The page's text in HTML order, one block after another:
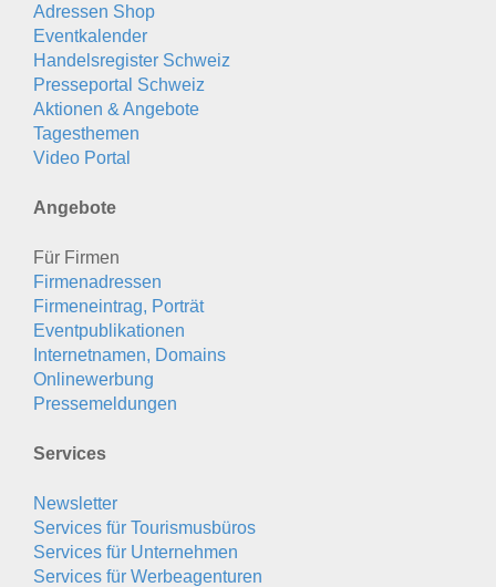
Adressen Shop
Eventkalender
Handelsregister Schweiz
Presseportal Schweiz
Aktionen & Angebote
Tagesthemen
Video Portal
Angebote
Für Firmen
Firmenadressen
Firmeneintrag, Porträt
Eventpublikationen
Internetnamen, Domains
Onlinewerbung
Pressemeldungen
Services
Newsletter
Services für Tourismusbüros
Services für Unternehmen
Services für Werbeagenturen